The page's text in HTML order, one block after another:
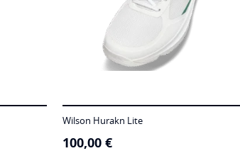
Wilson Hurakn Lite
100,00€